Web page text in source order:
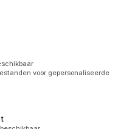
voor gepersonaliseerde